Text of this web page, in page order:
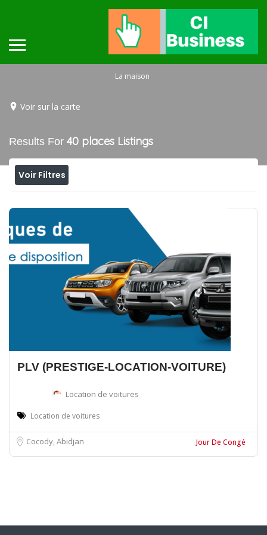
La maison
Voir sur la carte
Results For 40 places Listings
Voir Filtres
PLV (PRESTIGE-LOCATION-VOITURE)
Location de voitures
Location de voitures
Cocody, Abidjan Jour De Congé